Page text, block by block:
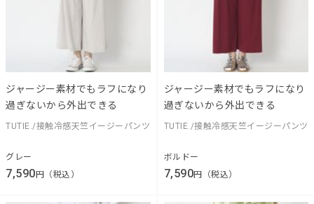
ジャージー素材でもラフになり
過ぎないから外出できる
TUTIE./接触冷感天竺イージーパンツ
グレー
7,590円（税込）
ジャージー素材でもラフになり
過ぎないから外出できる
TUTIE./接触冷感天竺イージーパンツ
ボルドー
7,590円（税込）